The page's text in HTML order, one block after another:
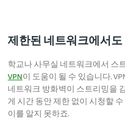
제한된 네트워크에서
학교나 사무실 네트워크에서 스
VPN이 도움이 될 수 있습니다.
네트워크 방화벽이 스트리밍을
게 시간 동안 제한 없이 시청할
이를 알지 못하죠.